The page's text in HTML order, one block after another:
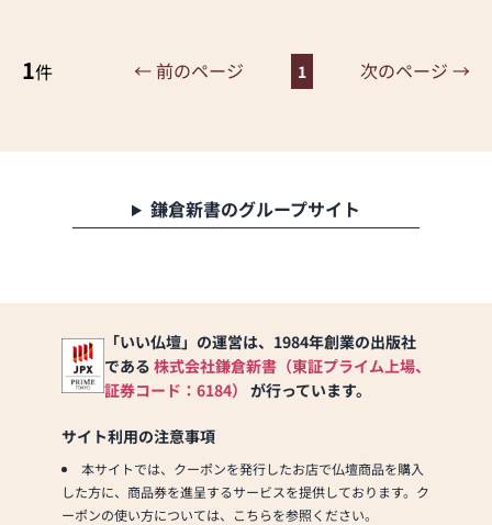
相談ください。
スタッフ一同、皆様のお越
しをお待ちしております。
00
～1/3）
【駐車場】当ビルに専用駐
車場あり（１番です）
は、スタッフへご相談くだ
1件 ← 前のページ 1 次のページ →
鎌倉新書のグループサイト
「いい仏壇」の運営は、1984年創業の出版社
である 株式会社鎌倉新書（東証プライム上場、
証券コード：6184） が行っています。
サイト利用の注意事項
本サイトでは、クーポンを発行したお店で仏壇商品を購入
した方に、商品券を進呈するサービスを提供しております。ク
ーポンの使い方については、こちらを参照ください。